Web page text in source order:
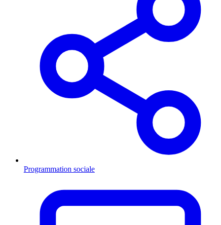
Programmation sociale